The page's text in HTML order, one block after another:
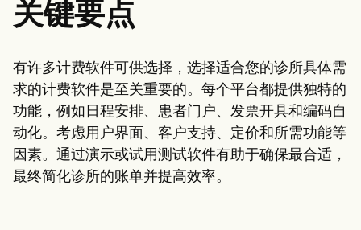
关键要点
有许多计费软件可供选择，选择适合您的诊所具体需
求的计费软件是至关重要的。每个平台都提供独特的
功能，例如日程安排、患者门户、发票开具和编码自
动化。考虑用户界面、客户支持、定价和所需功能等
因素。通过演示或试用测试软件有助于确保最合适，
最终简化诊所的账单并提高效率。